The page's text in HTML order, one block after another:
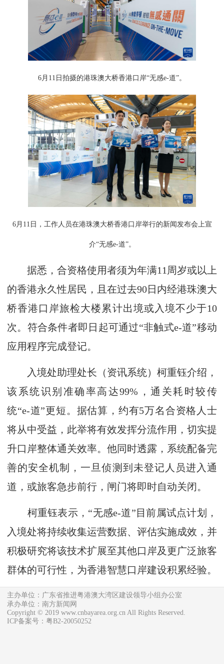
6月11日拍摄的港珠澳大桥香港口岸“无感e-道”。
6月11日，工作人员在港珠澳大桥香港口岸举行的新闻发布会上宣
介“无感e-道”。
据悉，合资格使用者须为年满11周岁或以上
的香港永久性居民，且在过去90日内经港珠澳大
桥香港口岸旅检大楼累计出境或入境不少于10
次。符合条件者即日起可通过“非触式e-道”移动
应用程序完成登记。
入境处助理处长（资讯系统）柯重钰介绍，
该系统识别准确率高达99%，通关耗时较传
统“e-道”更短。据估算，约有5万名合资格人士
将从中受益，此举将有效发挥分流作用，切实提
升口岸整体通关效率。他同时透露，系统配备完
善的安全机制，一旦侦测到未登记人员进入通
道，或旅客急步前行，闸门将即时自动关闭。
柯重钰表示，“无感e-道”目前属试点计划，
入境处将持续收集运营数据、评估实施成效，并
积极研究将该技术扩展至其他口岸及更广泛旅客
群体的可行性，为香港智慧口岸建设积累经验。
主办单位：广东省推进粤港澳大湾区建设领导小组办公室
承办单位：南方新闻网
Copyright © 2019 www.cnbayarea.org.cn All Rights Reserved.
ICP备案号：粤B2-20050252